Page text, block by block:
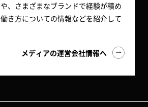
、さまざまなブランドで経験が積め
き方についての情報などを紹介して
メディアの運営会社情報へ